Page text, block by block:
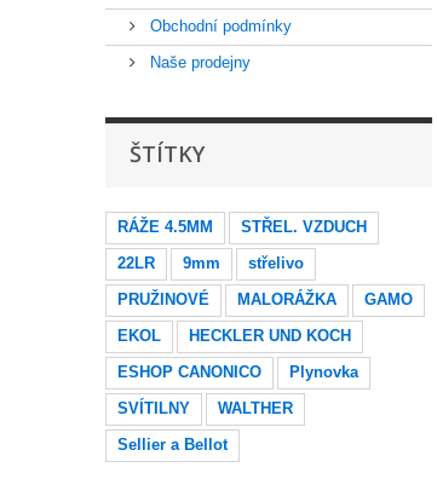
Obchodní podmínky
Naše prodejny
ŠTÍTKY
RÁŽE 4.5MM
STŘEL. VZDUCH
22LR
9mm
střelivo
PRUŽINOVÉ
MALORÁŽKA
GAMO
EKOL
HECKLER UND KOCH
ESHOP CANONICO
Plynovka
SVÍTILNY
WALTHER
Sellier a Bellot